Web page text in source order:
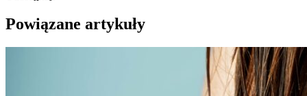
Powiązane artykuły